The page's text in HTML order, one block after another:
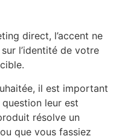
direct, l’accent ne
l’identité de votre
il est important
leur est
résolve un
que vous fassiez